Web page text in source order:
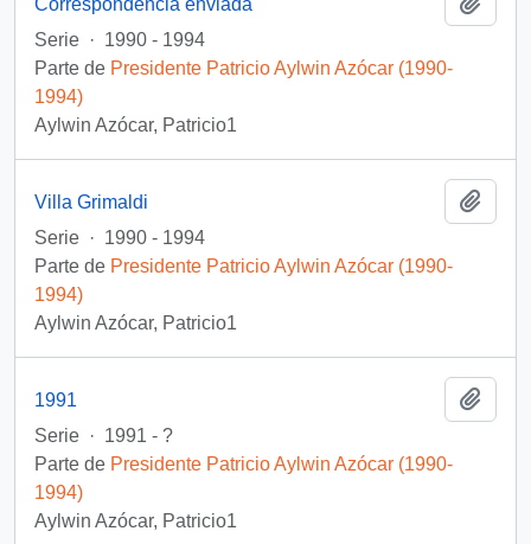
Serie · 1990 - 1994
Parte de Presidente Patricio Aylwin Azócar (1990-
1994)
Aylwin Azócar, Patricio1
Villa Grimaldi
Serie · 1990 - 1994
Parte de Presidente Patricio Aylwin Azócar (1990-
1994)
Aylwin Azócar, Patricio1
1991
Serie · 1991 - ?
Parte de Presidente Patricio Aylwin Azócar (1990-
1994)
Aylwin Azócar, Patricio1